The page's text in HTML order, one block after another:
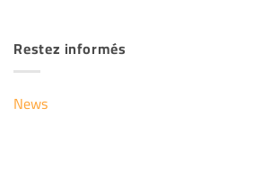
Restez informés
News